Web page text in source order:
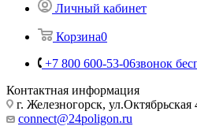
Личный кабинет
Корзина0
+7 800 600-53-06звонок
Контактная информация
г. Железногорск, ул.Октябрьская
connect@24poligon.ru